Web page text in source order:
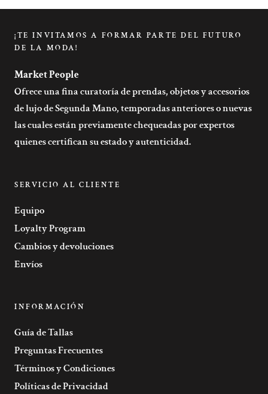
¡TE INVITAMOS A FORMAR PARTE DEL FUTURO
DE LA MODA!
Market People
Ofrece una fina curatoría de prendas, objetos y accesorios
de lujo de Segunda Mano, temporadas anteriores o nuevas
las cuales están previamente chequeadas por expertos
quienes certifican su estado y autenticidad.
SERVICIO AL CLIENTE
Equipo
Loyalty Program
Cambios y devoluciones
Envíos
INFORMACIÓN
Guía de Tallas
Preguntas Frecuentes
Términos y Condiciones
Políticas de Privacidad